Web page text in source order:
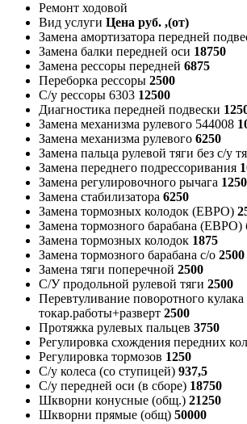
Ремонт ходовой
Вид услуги Цена руб. ,(от)
Замена амортизатора передней
Замена балки передней оси 18750
Замена рессоры передней 6875
Переборка рессоры 2500
С/у рессоры 6303 12500
Диагностика передней подвески
Замена механизма рулевого 544008
Замена механизма рулевого 6250
Замена пальца рулевой тяги без с/у
Замена переднего подрессоривания
Замена регулировочного рычага 1250
Замена стабилизатора 6250
Замена тормозных колодок (ЕВРО)
Замена тормозного барабана (ЕВРО)
Замена тормозных колодок 1875
Замена тормозного барабана с/о 2500
Замена тяги поперечной 2500
С/У продольной рулевой тяги 2500
Перевтуливание поворотного кулака
токар.работы+разверт 2500
Протяжка рулевых пальцев 3750
Регулировка схождения передних
Регулировка тормозов 1250
С/у колеса (со ступицей) 937,5
С/у передней оси (в сборе) 18750
Шкворни конусные (общ.) 21250
Шкворни прямые (общ) 50000